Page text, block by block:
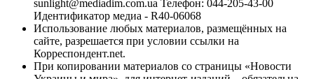
sunlight@mediadim.com.ua Телефон: 044-205-43-00
Идентификатор медиа - R40-06068
Использование любых материалов, размещённых на
сайте, разрешается при условии ссылки на
Корреспондент.net.
При копировании материалов со страницы «Новости